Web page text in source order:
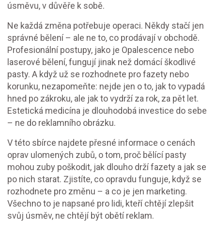
úsměvu, v důvěře k sobě.
Ne každá změna potřebuje operaci. Někdy stačí jen
správné bělení – ale ne to, co prodávají v obchodě.
Profesionální postupy, jako je Opalescence nebo
laserové bělení, fungují jinak než domácí škodlivé
pasty. A když už se rozhodnete pro fazety nebo
korunku, nezapomeňte: nejde jen o to, jak to vypadá
hned po zákroku, ale jak to vydrží za rok, za pět let.
Estetická medicína je dlouhodobá investice do sebe
– ne do reklamního obrázku.
V této sbírce najdete přesné informace o cenách
oprav ulomených zubů, o tom, proč bělící pasty
mohou zuby poškodit, jak dlouho drží fazety a jak se
po nich starat. Zjistíte, co opravdu funguje, když se
rozhodnete pro změnu – a co je jen marketing.
Všechno to je napsané pro lidi, kteří chtějí zlepšit
svůj úsměv, ne chtějí být obětí reklam.